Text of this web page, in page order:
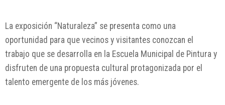
La exposición “Naturaleza” se presenta como una
oportunidad para que vecinos y visitantes conozcan el
trabajo que se desarrolla en la Escuela Municipal de Pintura y
disfruten de una propuesta cultural protagonizada por el
talento emergente de los más jóvenes.